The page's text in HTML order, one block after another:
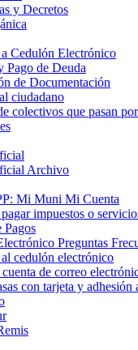
y Decretos
Cedulón Electrónico
Pago de Deuda
de Documentación
ciudadano
colectivos que pasan
Archivo
Mi Muni Mi Cuenta
impuestos o
Pagos
Preguntas
cedulón electrónico
de correo
con tarjeta y adhesión